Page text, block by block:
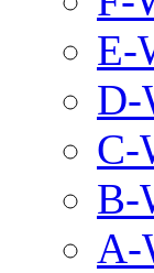
E-
D-
C-
B-
A-